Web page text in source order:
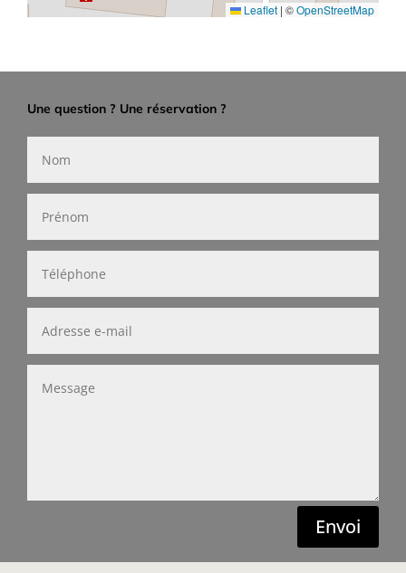
Leaflet | ©OpenStreetMap
Une question ? Une réservation ?
Envoi